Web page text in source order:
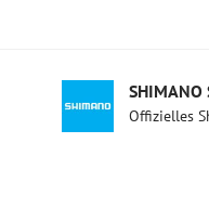
SHIMANO
Offizielles